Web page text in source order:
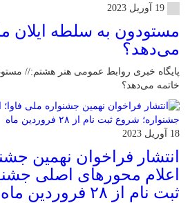
19 آوریل 2023
مستودون به سلطه ایلان
می‌دهد؟
پایگاه خبری روابط عمومی هنر هشتم://
خاتمه می‌دهد؟
18 آوریل 2023
انتشار فراخوان نهمین
اعلام محورهای اصلی
ثبت نام از ۲۸ فروردین ماه